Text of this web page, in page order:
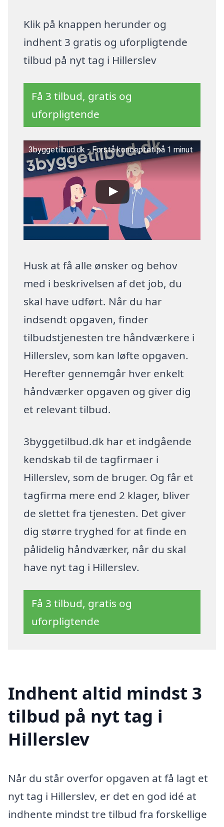
Klik på knappen herunder og
indhent 3 gratis og uforpligtende
tilbud på nyt tag i Hillerslev
Få 3 tilbud, gratis og
uforpligtende
3byggetilbud.dk - Forstå konceptet på 1 minut
Husk at få alle ønsker og behov
med i beskrivelsen af det job, du
skal have udført. Når du har
indsendt opgaven, finder
tilbudstjenesten tre håndværkere i
Hillerslev, som kan løfte opgaven.
Herefter gennemgår hver enkelt
håndværker opgaven og giver dig
et relevant tilbud.
3byggetilbud.dk har et indgående
kendskab til de tagfirmaer i
Hillerslev, som de bruger. Og får et
tagfirma mere end 2 klager, bliver
de slettet fra tjenesten. Det giver
dig større tryghed for at finde en
pålidelig håndværker, når du skal
have nyt tag i Hillerslev.
Få 3 tilbud, gratis og
uforpligtende
Indhent altid mindst 3
tilbud på nyt tag i
Hillerslev
Når du står overfor opgaven at få lagt et
nyt tag i Hillerslev, er det en god idé at
indhente mindst tre tilbud fra forskellige